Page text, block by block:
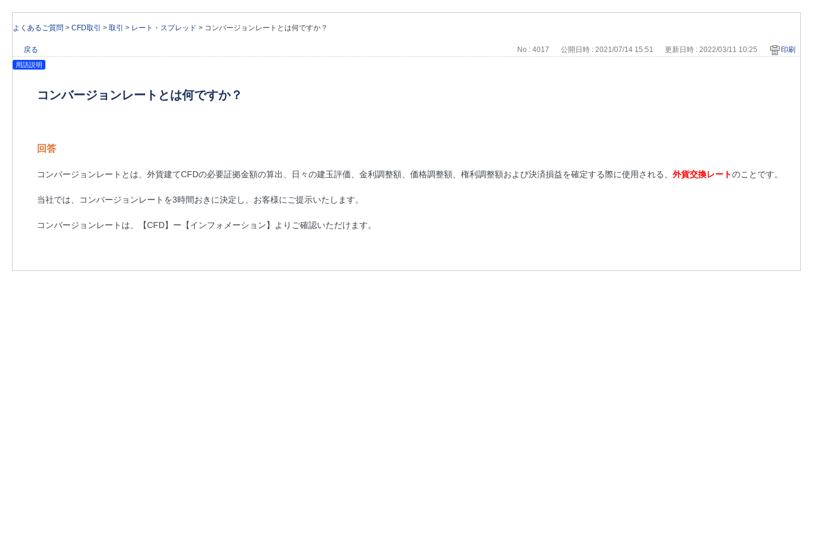
よくあるご質問 > CFD取引 > 取引 > レート・スプレッド > コンバージョンレートとは何ですか？
戻る No : 4017 公開日時 : 2021/07/14 15:51 更新日時 : 2022/03/11 10:25 印刷
用語説明
コンバージョンレートとは何ですか？
回答
コンバージョンレートとは、外貨建てCFDの必要証拠金額の算出、日々の建玉評価、金利調整額、価格調整額、権利調整額および決済損益を確定する際に使用される、 外貨交換レートのことです。
当社では、コンバージョンレートを3時間おきに決定し、お客様にご提示いたします。
コンバージョンレートは、【CFD】ー【インフォメーション】よりご確認いただけます。